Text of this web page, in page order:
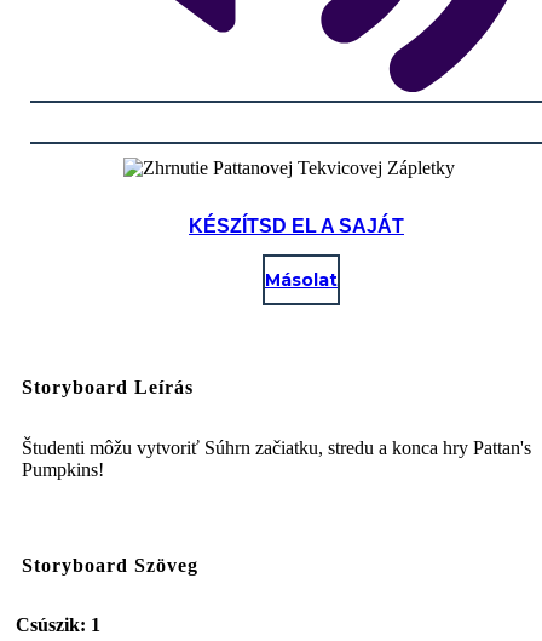
KÉSZÍTSD EL A SAJÁT
Másolat
Storyboard Leírás
Študenti môžu vytvoriť Súhrn začiatku, stredu a konca hry Pattan's
Pumpkins!
Storyboard Szöveg
Csúszik: 1